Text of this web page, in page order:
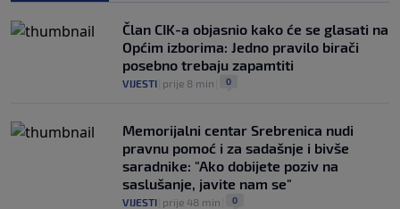
Član CIK-a objasnio kako će se glasati na
Općim izborima: Jedno pravilo birači
posebno trebaju zapamtiti
VIJESTI prije 8 min 0
Memorijalni centar Srebrenica nudi
pravnu pomoć i za sadašnje i bivše
saradnike: "Ako dobijete poziv na
saslušanje, javite nam se"
VIJESTI prije 48 min 0